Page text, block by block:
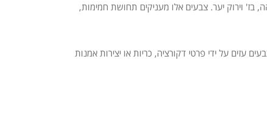
בז' וירוק יער. צבעים אלו מעניקים תחושת חמימות,
עזים על ידי פרטי דקורציה, כריות או יצירות אמנות